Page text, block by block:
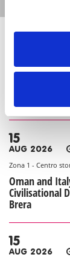
Zona 1 - Centro
terrazze del
15
AUG 2026
Zona 1 - Centro
Oman and
Civilisational
Brera
15
AUG 2026